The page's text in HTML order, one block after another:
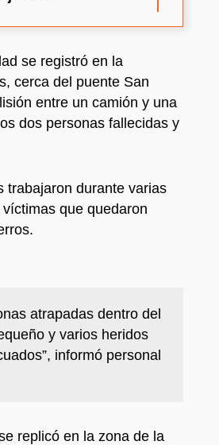
se registró en la
cerca del puente San
entre un camión y una
dos personas fallecidas y
trabajaron durante varias
que quedaron
atrapadas dentro del
y varios heridos
informó personal
replicó en la zona de la